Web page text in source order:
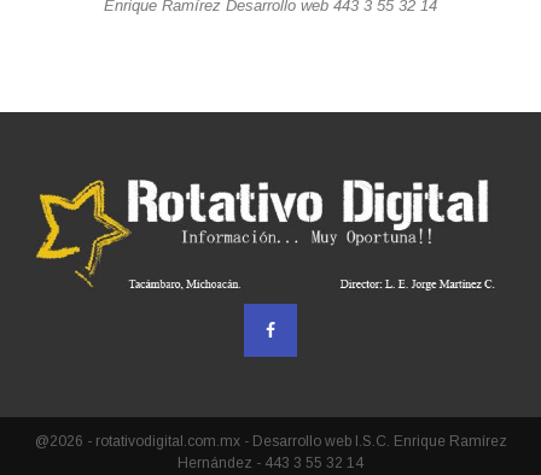
Enrique Ramírez Desarrollo web 443 3 55 32 14
@2026 - rotativodigital.com.mx - Desarrollo web I.S.C. Enrique Ramírez
Hernández - 443 3 55 32 14